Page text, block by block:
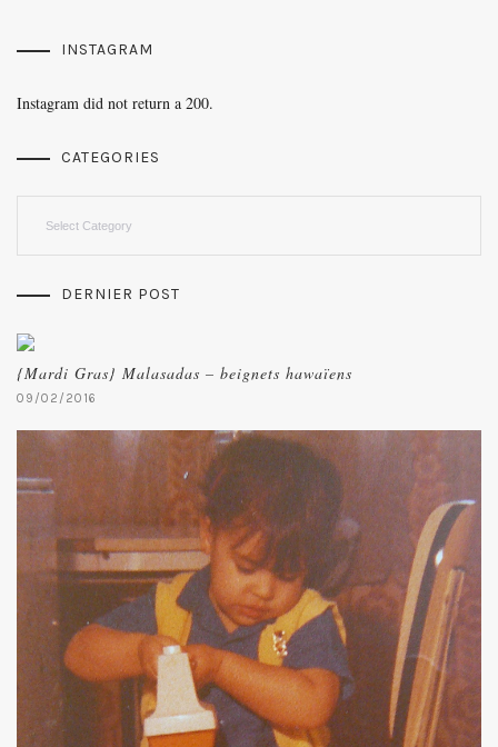
INSTAGRAM
Instagram did not return a 200.
CATEGORIES
DERNIER POST
{Mardi Gras} Malasadas – beignets hawaïens
09/02/2016